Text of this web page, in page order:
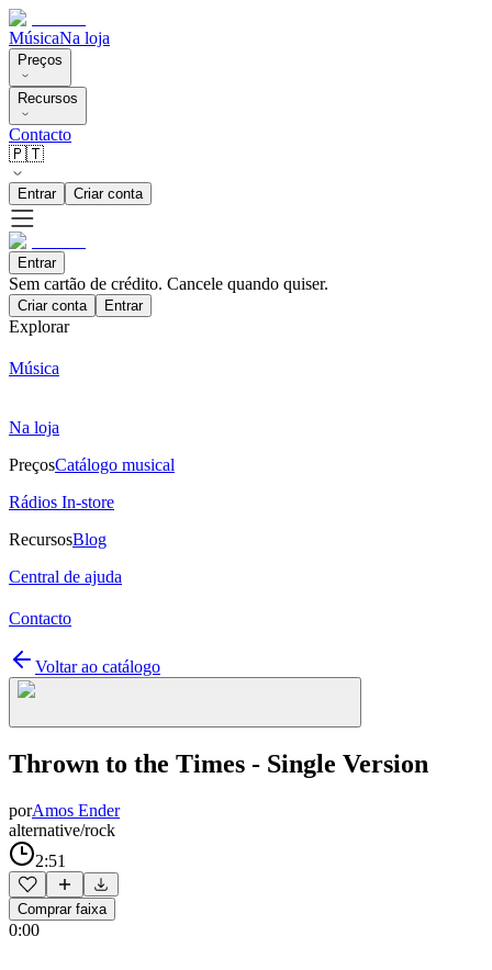
MúsicaNa loja
Preços
Recursos
Contacto
🇵🇹
Entrar Criar conta
Entrar
Sem cartão de crédito. Cancele quando quiser.
Criar conta Entrar
Explorar
Música
Na loja
PreçosCatálogo musical
Rádios In-store
RecursosBlog
Central de ajuda
Contacto
Voltar ao catálogo
Thrown to the Times - Single Version
porAmos Ender
alternative/rock
2:51
Comprar faixa
0:00